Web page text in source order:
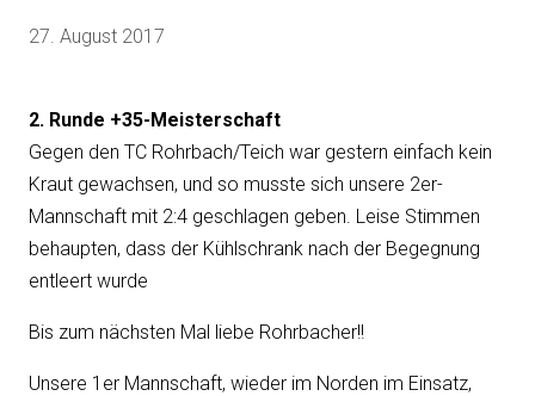
27. August 2017
2. Runde +35-Meisterschaft
Gegen den TC Rohrbach/Teich war gestern einfach kein
Kraut gewachsen, und so musste sich unsere 2er-
Mannschaft mit 2:4 geschlagen geben. Leise Stimmen
behaupten, dass der Kühlschrank nach der Begegnung
entleert wurde
Bis zum nächsten Mal liebe Rohrbacher!!
Unsere 1er Mannschaft, wieder im Norden im Einsatz,